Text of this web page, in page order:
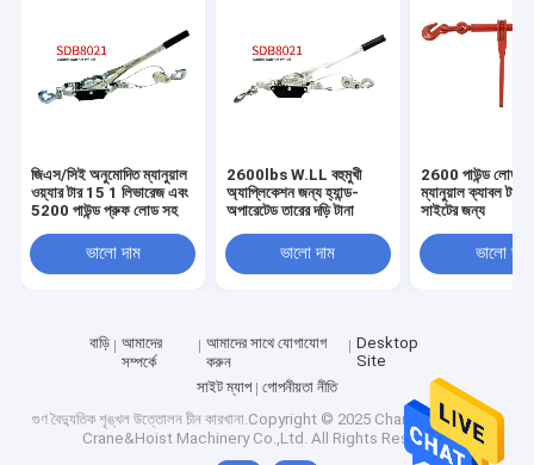
জিএস/সিই অনুমোদিত ম্যানুয়াল
ওয়্যার টার 15 1 লিভারেজ এবং
5200 পাউন্ড প্রুফ লোড সহ
ভালো দাম
2600lbs W.LL বহুমুখী
অ্যাপ্লিকেশন জন্য হ্যান্ড-
অপারেটেড তারের দড়ি টানা
ভালো দাম
2600 পাউন্ড লোড
ম্যানুয়াল ক্যাবল টার
সাইটের জন্য
ভালো দাম
বাড়ি
আমাদের
সম্পর্কে
আমাদের সাথে যোগাযোগ
করুন
Desktop
Site
সাইট ম্যাপ
গোপনীয়তা নীতি
গুণবৈদ্যুতিক শৃঙ্খল উত্তোলন চীন কারখানা.Copyright © 2025 Changshu Seagull
Crane&Hoist Machinery Co.,Ltd. All Rights Reserved.